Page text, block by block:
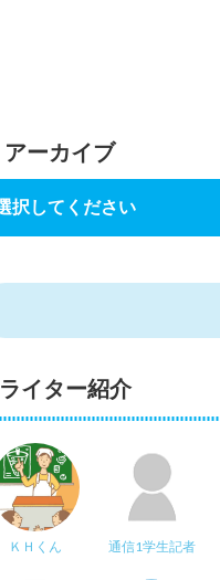
アーカイブ
ライター紹介
ＫＨくん 通信1学生記者